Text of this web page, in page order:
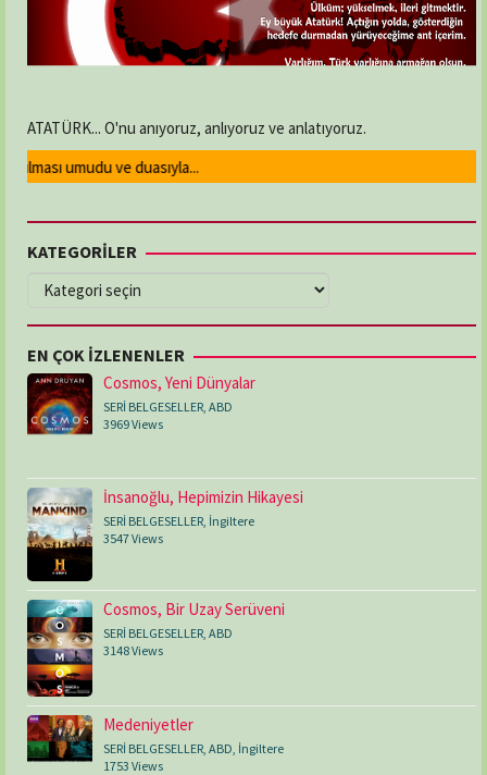
ATATÜRK... O'nu anıyoruz, anlıyoruz ve anlatıyoruz.
umudu ve duasıyla...
KATEGORİLER
KATEGORİLER
EN ÇOK İZLENENLER
Cosmos, Yeni Dünyalar
SERİ BELGESELLER, ABD
3969 Views
İnsanoğlu, Hepimizin Hikayesi
SERİ BELGESELLER, İngiltere
3547 Views
Cosmos, Bir Uzay Serüveni
SERİ BELGESELLER ABD
3148 Views
Medeniyetler
SERİ BELGESELLER ABD İngiltere
1753 Views